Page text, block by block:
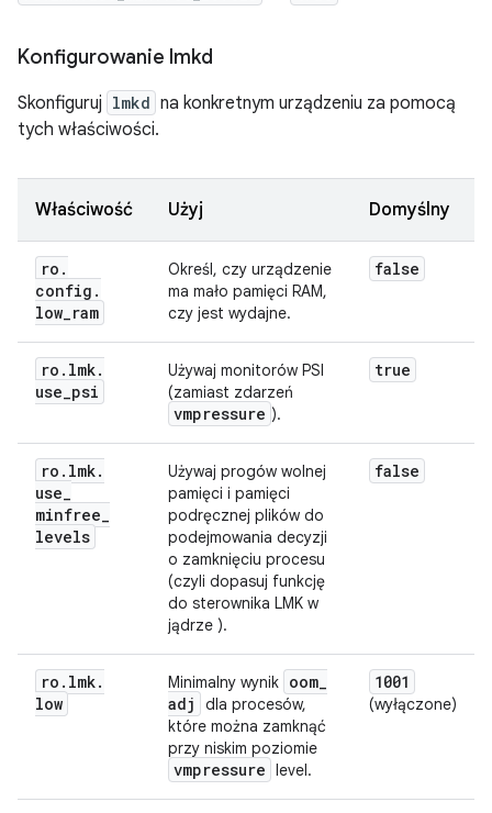
Konfigurowanie lmkd
Skonfiguruj lmkd na konkretnym urządzeniu za pomocą
tych właściwości.
Właściwość Użyj Domyślny
ro .
config .
low_ram
Określ, czy urządzenie
ma mało pamięci RAM,
czy jest wydajne.
false
ro . lmk.
use_psi
Używaj monitorów PSI
(zamiast zdarzeń
vmpressure ).
true
ro . lmk.
use_
minfree_
levels
Używaj progów wolnej
pamięci i pamięci
podręcznej plików do
podejmowania decyzji
o zamknięciu procesu
(czyli dopasuj funkcję
do sterownika LMK w
jądrze ).
false
ro . lmk.
low
Minimalny wynik oom_
adj
dla procesów,
które można zamknąć
przy niskim poziomie
vmpressure level.
1001
(wyłączone)